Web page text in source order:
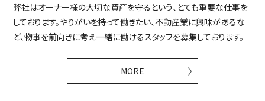
弊社はオーナー様の大切な資産を守るという、とても重要な仕事を
しております。やりがいを持って働きたい、不動産業に興味があるな
ど、物事を前向きに考え一緒に働けるスタッフを募集しております。
MORE